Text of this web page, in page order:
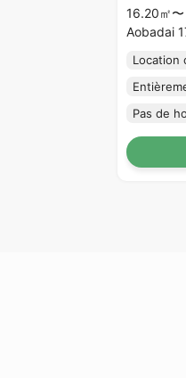
16.20㎡
Aobadai
Location
Pas de